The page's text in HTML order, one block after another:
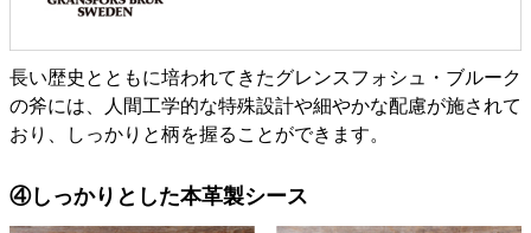
長い歴史とともに培われてきたグレンスフォシュ・ブルーク
の斧には、人間工学的な特殊設計や細やかな配慮が施されて
おり、しっかりと柄を握ることができます。
④しっかりとした本革製シース